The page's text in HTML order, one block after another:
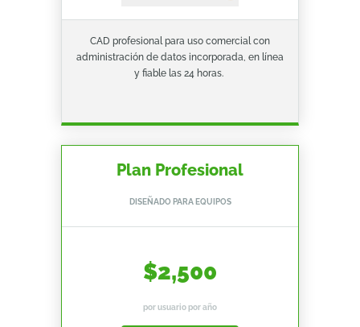
CAD profesional para uso comercial con
administración de datos incorporada, en línea
y fiable las 24 horas.
Plan Profesional
DISEÑADO PARA EQUIPOS
$2,500
por usuario por año